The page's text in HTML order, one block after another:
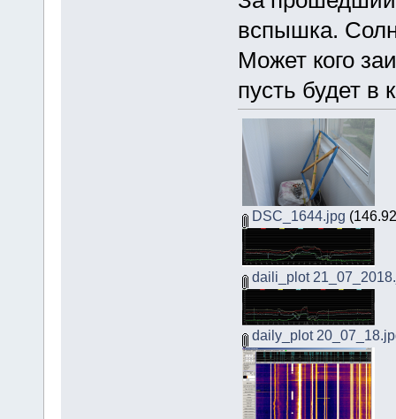
вспышка.
Может кого
пусть будет
DSC_1644.jpg
daili_plot
daily_plot